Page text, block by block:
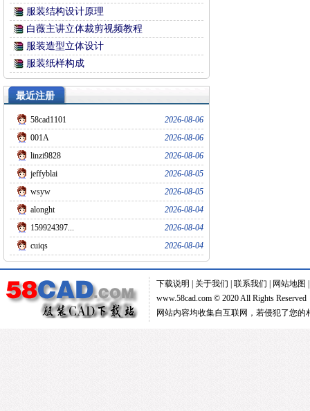
服装结构设计原理
白薇主讲立体裁剪视频教程
服装造型立体设计
服装纸样构成
最近注册
2026-08-06
58cad1101
2026-08-06
001A
2026-08-06
linzi9828
2026-08-05
jeffyblai
2026-08-05
wsyw
2026-08-04
alonght
2026-08-04
159924397...
2026-08-04
cuiqs
下载说明 关于我们 联系我们 网站地图
www.58cad.com © 2020 All Rights Reserved
网站内容均收集自互联网，若侵犯了您的